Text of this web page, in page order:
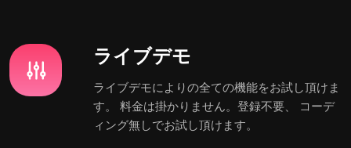
ライブデモ
ライブデモによりの全ての機能をお試し頂けま
す。 料金は掛かりません。登録不要、 コーデ
ィング無しでお試し頂けます。